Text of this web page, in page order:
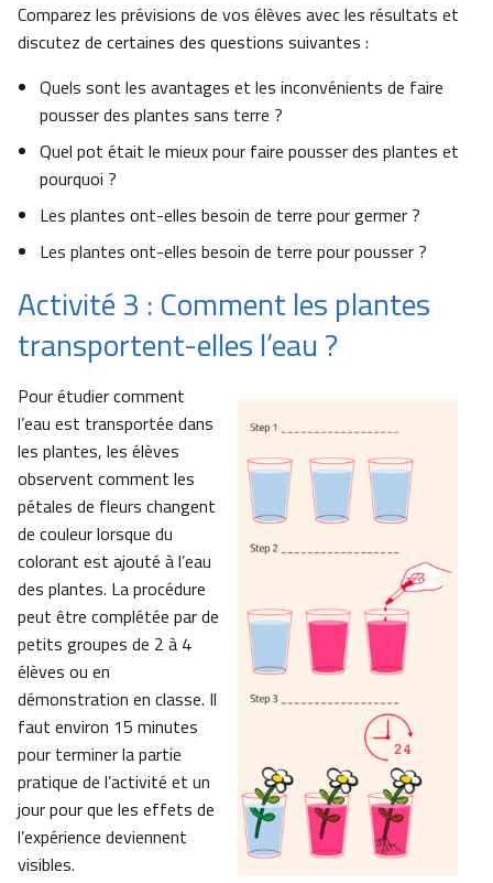
Comparez les prévisions de vos élèves avec les résultats et
discutez de certaines des questions suivantes :
Quels sont les avantages et les inconvénients de faire
pousser des plantes sans terre ?
Quel pot était le mieux pour faire pousser des plantes et
pourquoi ?
Les plantes ont-elles besoin de terre pour germer ?
Les plantes ont-elles besoin de terre pour pousser ?
Activité 3 : Comment les plantes
transportent-elles l’eau ?
Pour étudier comment
l’eau est transportée dans
les plantes, les élèves
observent comment les
pétales de fleurs changent
de couleur lorsque du
colorant est ajouté à l’eau
des plantes. La procédure
peut être complétée par de
petits groupes de 2 à 4
élèves ou en
démonstration en classe. Il
faut environ 15 minutes
pour terminer la partie
pratique de l’activité et un
jour pour que les effets de
l’expérience deviennent
visibles.